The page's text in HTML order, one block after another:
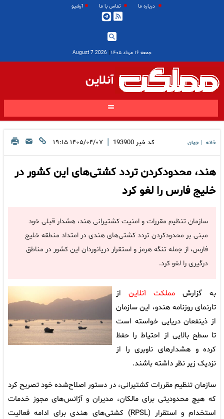
درباره ما تماس با ما آرشیو
جمعه ۱۶ مرداد ۱۴۰۵ |
2026 August 7
آنلاین
خانه جهان کد خبر 193900
| ۱۴۰۵/۰۴/۰۷ ۱۹:۱۵
هند، محدودکردن تردد کشتی‌های این کشور در
خلیج فارس را لغو کرد
سازمان تنظیم مقررات و امنیت کشتیرانی هند، هشدار قبلی خود
مبنی بر محدودکردن تردد کشتی‌های هندی در امتداد منطقه خلیج
فارس، از جمله تنگه هرمز و استقرار دریانوردان این کشور در مناطق
درگیری را لغو کرد.
به گزارش مملکت آنلاین از
تارنمای روزنامه هندو، این سازمان
از ذینفعان دریایی خواسته است
تا سطح بالایی از احتیاط را حفظ
کرده و هشدارهای ناوبری را از
نزدیک زیر نظر داشته باشند.
سازمان تنظیم مقررات کشتیرانی، در دستور اصلاح‌شده‌ خود تصریح کرد
که هیچ محدودیتی برای مالکان، مدیران و آژانس‌های مجوز خدمات
استخدام و استقرار (RPSL) کشتی‌های هندی برای ادامه فعالیت